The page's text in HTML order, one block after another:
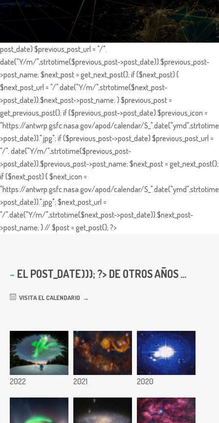
post_date) $previous_post_url = "/".
date("Y/m/",strtotime($previous_post->post_date)).$previous_post-
>post_name; $next_post = get_next_post(); if ($next_post) {
$next_post_url = "/".date("Y/m/",strtotime($next_post-
>post_date)).$next_post->post_name; } $previous_post =
get_previous_post(); if ($previous_post->post_date) $previous_icon =
"https://antwrp.gsfc.nasa.gov/apod/calendar/
>post_date)).".jpg"; if ($previous_post->post_date) $previous_post_url =
"/". date("Y/m/",strtotime($previous_post-
>post_date)).$previous_post->post_name; $next_post = get_next_post();
if ($next_post) { $next_icon =
"https://antwrp.gsfc.nasa.gov/apod/calendar/
>post_date)).".jpg"; $next_post_url =
"/".date("Y/m/",strtotime($next_post->post_date)).$next_post-
>post_name; } // $post = get_post(); ?>
EL POST_DATE))); ?> DE OTROS AÑOS ...
VISITA EL CALENDARIO
2022 2021 2020